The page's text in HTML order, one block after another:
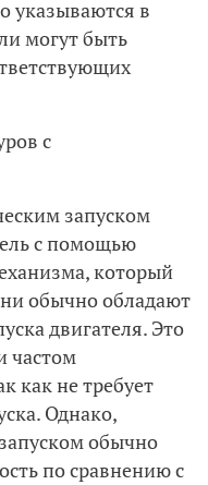
указываются в
могут быть
с
запуском
с помощью
который
обычно обладают
двигателя. Это
частом
как не требует
Однако,
обычно
по сравнению с